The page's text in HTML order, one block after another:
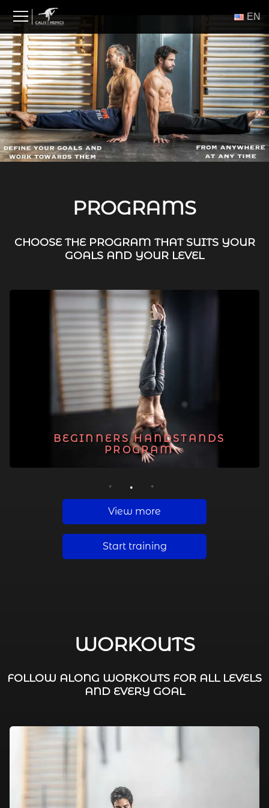
content
ΕΝ
PROGRAMS
CHOOSE THE PROGRAM THAT SUITS YOUR
GOALS AND YOUR LEVEL
BEGINNERS HANDSTANDS
PROGRAM
1 2 3
View more
Start training
WORKOUTS
FOLLOW ALONG WORKOUTS FOR ALL LEVELS
AND EVERY GOAL